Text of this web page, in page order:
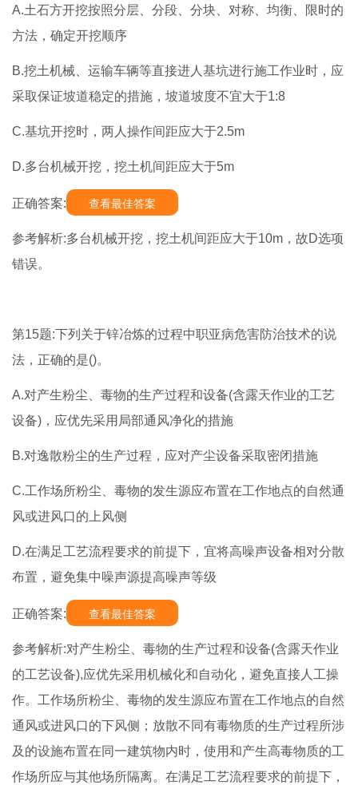
A.土石方开挖按照分层、分段、分块、对称、均衡、限时的
方法，确定开挖顺序
B.挖土机械、运输车辆等直接进人基坑进行施工作业时，应
采取保证坡道稳定的措施，坡道坡度不宜大于1:8
C.基坑开挖时，两人操作间距应大于2.5m
D.多台机械开挖，挖土机间距应大于5m
正确答案: 查看最佳答案
参考解析:多台机械开挖，挖土机间距应大于10m，故D选项
错误。
第15题:下列关于锌冶炼的过程中职亚病危害防治技术的说
法，正确的是()。
A.对产生粉尘、毒物的生产过程和设备(含露天作业的工艺
设备)，应优先采用局部通风净化的措施
B.对逸散粉尘的生产过程，应对产尘设备采取密闭措施
C.工作场所粉尘、毒物的发生源应布置在工作地点的自然通
风或进风口的上风侧
D.在满足工艺流程要求的前提下，宜将高噪声设备相对分散
布置，避免集中噪声源提高噪声等级
正确答案: 查看最佳答案
参考解析:对产生粉尘、毒物的生产过程和设备(含露天作业
的工艺设备),应优先采用机械化和自动化，避免直接人工操
作。工作场所粉尘、毒物的发生源应布置在工作地点的自然
通风或进风口的下风侧；放散不同有毒物质的生产过程所涉
及的设施布置在同一建筑物内时，使用和产生高毒物质的工
作场所应与其他场所隔离。在满足工艺流程要求的前提下，